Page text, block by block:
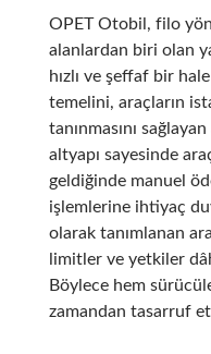
OPET Otobil, filo
alanlardan biri olan
hızlı ve şeffaf bir
temelini, araçların
tanınmasını
altyapı sayesinde
geldiğinde manuel
işlemlerine ihtiyaç
olarak tanımlanan
limitler ve yetkiler
Böylece hem
zamandan tasarruf